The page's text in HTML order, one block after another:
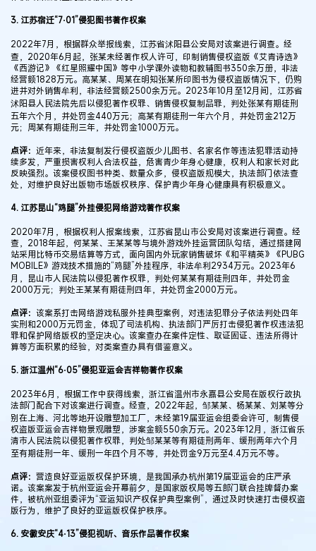
3. 江苏宿迁“7·01”侵犯图书著作权案
2022年7月，根据群众举报线索，江苏省沭阳县公安局对该案进行调查。经
查，2020年6月起，张某未经著作权人许可，印制销售侵权盗版《艾青诗选》
《西游记》《红星照耀中国》等中小学课外读物和教辅图书350余万册，非法
经营额1828万元。高某某、周某在明知张某所印图书为侵权盗版情况下，仍购
进并对外销售牟利，非法经营额2500余万元。2023年10月至12月间，江苏省
沭阳县人民法院先后以侵犯著作权罪、销售侵权复制品罪，判处张某有期徒刑
五年六个月，并处罚金440万元；高某有期徒刑一年六个月，并处罚金212万
元；周某有期徒刑三年，并处罚金1000万元。
点评： 近年来，非法复制发行侵权盗版少儿图书、名家名作等违法犯罪活动持
续多发，严重损害权利人合法权益，危害青少年身心健康，权利人和家长对此
反映强烈。该案侵权图书种类、数量众多，侵权盗版规模大，执法部门依法查
处，对维护良好出版物市场版权秩序、保护青少年身心健康具有积极意义。
4. 江苏昆山“鸡腿”外挂侵犯网络游戏著作权案
2020年7月，根据权利人报案线索，江苏省昆山市公安局对该案进行调查。经
查，2018年起，何某某、王某某等与境外游戏外挂运营团队勾结，通过搭建网
站采用比特币交易结算等方式，面向国内外玩家销售破坏《和平精英》《PUBG
MOBILE》游戏技术措施的“鸡腿”外挂程序，非法牟利2934万元。2023年6
月，昆山市人民法院以侵犯著作权罪，判处何某某有期徒刑四年，并处罚金
2000万元；判处王某某有期徒刑四年，并处罚金2000万元。
点评： 该案系打击网络游戏私服外挂典型案例，对违法犯罪分子依法判处四年
实刑和2000万元罚金，体现了司法机构、执法部门严厉打击侵犯著作权违法犯
罪和保护网络版权的坚定决心。该案查办在案件定性、取证固证、违法所得计
算等方面积累的经验，对类案查办具有借鉴意义。
5. 浙江温州“6·05”侵犯亚运会吉祥物著作权案
2023年6月，根据工作中获得线索，浙江省温州市永嘉县公安局在版权行政执
法部门配合下对该案进行调查。经查，2022年起，邹某某、杨某某、刘某等分
别在上海、河北等地开设雕塑加工厂，未经第19届亚运会组委会许可，制售侵
权盗版亚运会吉祥物景观雕塑，涉案金额550余万元。2023年12月，浙江省乐
清市人民法院以侵犯著作权罪，判处邹某某等有期徒刑两年、缓刑两年六个月
至有期徒刑一年、缓刑一年四个月不等，并处罚金9万元至4.4万元不等。
点评： 营造良好亚运版权保护环境，是我国承办杭州第19届亚运会的庄严承
诺。该案案发于杭州亚运会开幕前夕，是国家版权局等五部门联合挂牌督办案
件，被杭州亚组委评为“亚运知识产权保护典型案例”，通过及时快速打击侵权盗
版行为，维护了良好的亚运版权保护秩序。
6. 安徽安庆“4·13”侵犯视听、音乐作品著作权案